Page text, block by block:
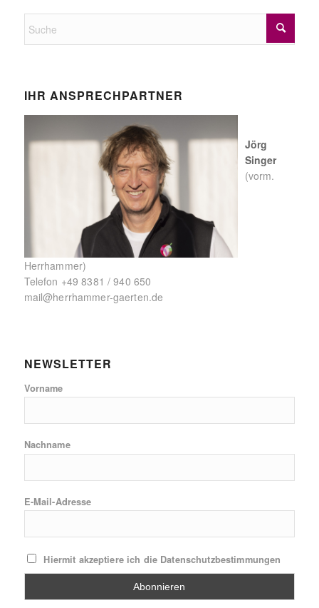
IHR ANSPRECHPARTNER
Jörg
Singer
(vorm.
Herrhammer)
Telefon +49 8381 / 940 650
mail@herrhammer-gaerten.de
NEWSLETTER
Vorname
Nachname
E-Mail-Adresse
Hiermit akzeptiere ich die Datenschutzbestimmungen